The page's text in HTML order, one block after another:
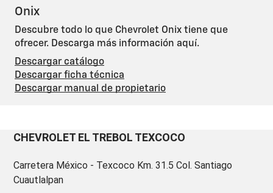
Onix
Descubre todo lo que Chevrolet Onix tiene que
ofrecer. Descarga más información aquí.
Descargar catálogo
Descargar ficha técnica
Descargar manual de propietario